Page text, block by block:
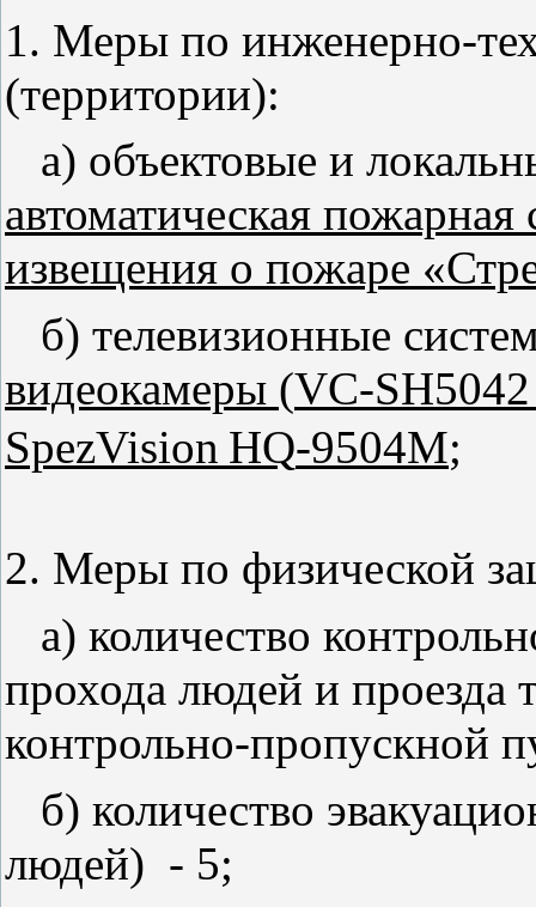
1. Меры по инженерно-
(территории):
а) объектовые и
автоматическая пожарная
извещения о пожаре
б) телевизионные
видеокамеры (VC-SH
SpezVision HQ-9504M;
2. Меры по физической
а) количество
прохода людей и проезда
контрольно-пропускной
б) количество
людей) - 5;